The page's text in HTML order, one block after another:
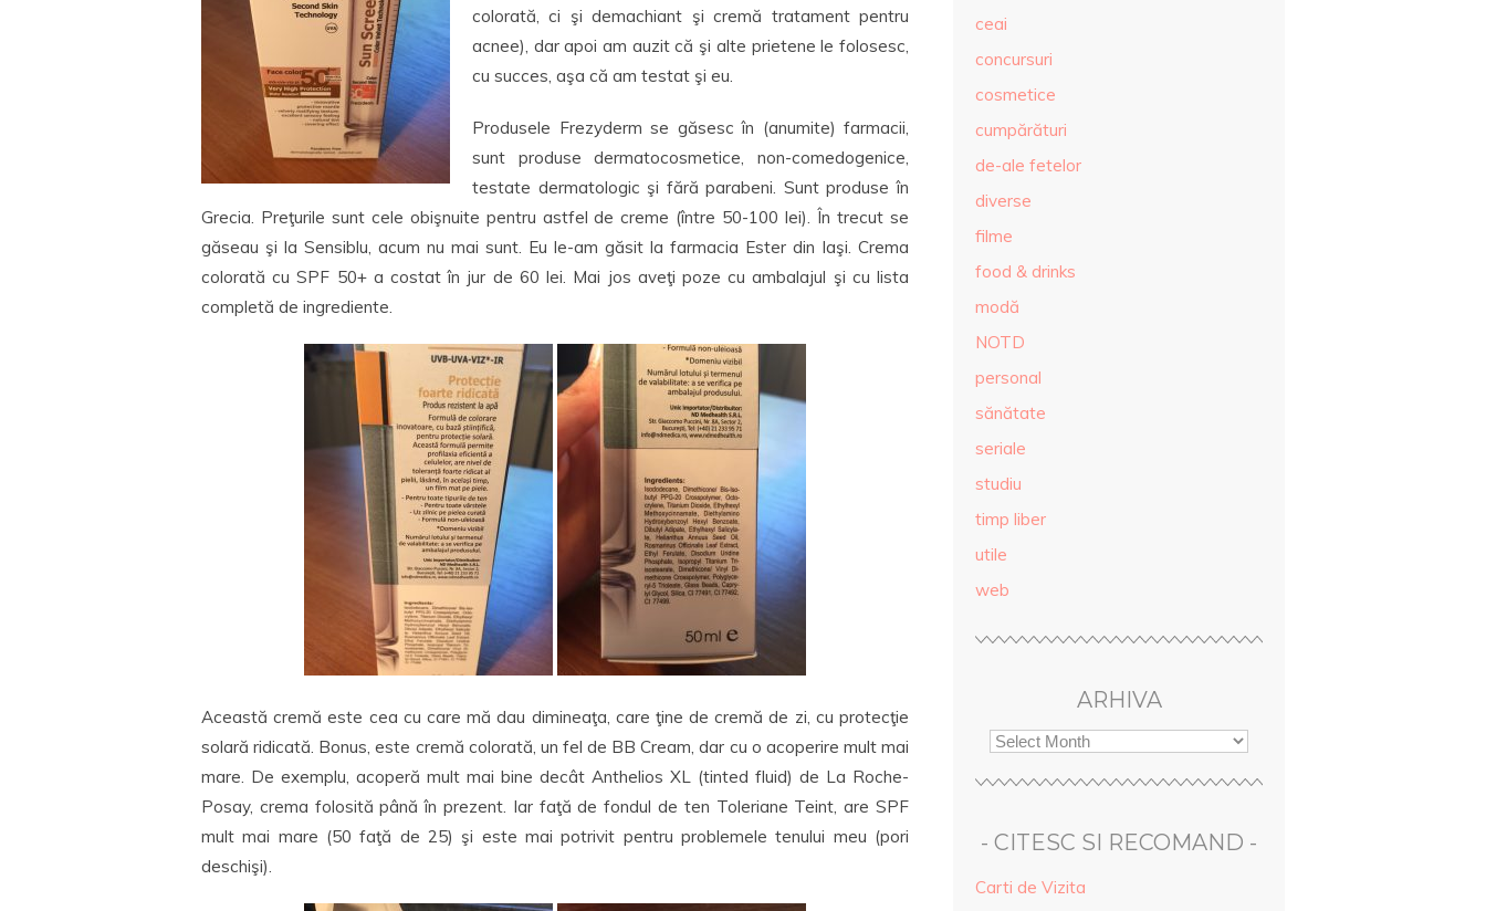
colorată, ci şi demachiant şi cremă tratament pentru
acnee), dar apoi am auzit că şi alte prietene le folosesc,
cu succes, aşa că am testat şi eu.
Produsele Frezyderm se găsesc în (anumite) farmacii,
sunt produse dermatocosmetice, non-comedogenice,
testate dermatologic şi fără parabeni. Sunt produse în
Grecia. Preţurile sunt cele obişnuite pentru astfel de creme (între 50-100 lei). În trecut se
găseau şi la Sensiblu, acum nu mai sunt. Eu le-am găsit la farmacia Ester din Iaşi. Crema
colorată cu SPF 50+ a costat în jur de 60 lei. Mai jos aveţi poze cu ambalajul şi cu lista
completă de ingrediente.
Această cremă este cea cu care mă dau dimineaţa, care ţine de cremă de zi, cu protecţie
solară ridicată. Bonus, este cremă colorată, un fel de BB Cream, dar cu o acoperire mult mai
mare. De exemplu, acoperă mult mai bine decât Anthelios XL (tinted fluid) de La Roche-
Posay, crema folosită până în prezent. Iar faţă de fondul de ten Toleriane Teint, are SPF
mult mai mare (50 faţă de 25) şi este mai potrivit pentru problemele tenului meu (pori
deschişi).
ceai
concursuri
cosmetice
cumpărături
de-ale fetelor
diverse
filme
food & drinks
modă
NOTD
personal
sănătate
seriale
studiu
timp liber
utile
web
ARHIVA
- CITESC SI RECOMAND -
Carti de Vizita